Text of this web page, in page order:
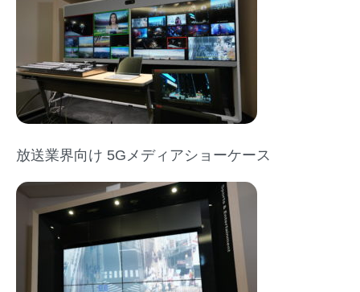
放送業界向け 5Gメディアショーケース